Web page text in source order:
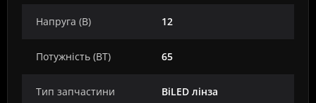
Напруга (В) 12
Потужність (ВТ) 65
Тип запчастини BiLED лінза